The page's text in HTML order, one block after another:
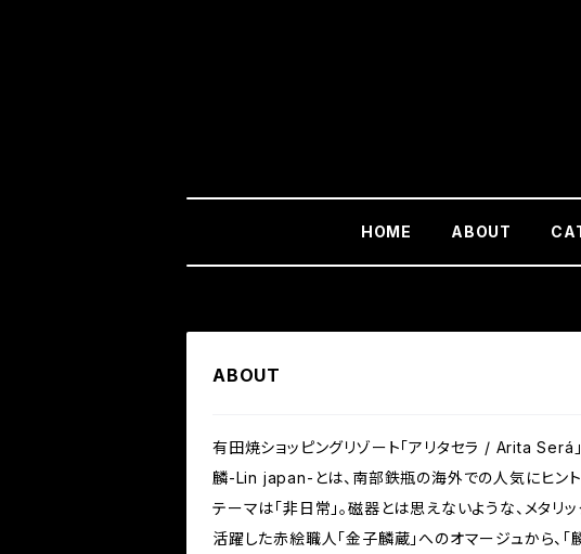
HOME ABOUT
ABOUT
有田焼ショッピングリゾート「アリタセラ / Arita Será
麟-Lin japan-とは、南部鉄瓶の海外での人気にヒン
テーマは「非日常」。磁器とは思えないような、メ
活躍した赤絵職人「金子麟蔵」へのオマージュから、「